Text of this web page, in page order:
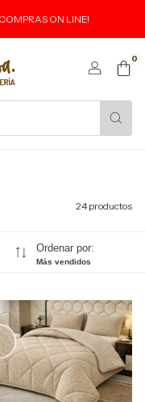
ON LINE!
0
24 productos
Ordenar por:
Más vendidos